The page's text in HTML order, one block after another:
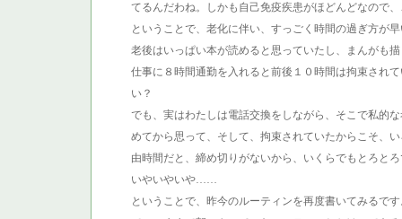
てるんだわね。しかも自己免疫疾患がほどんどなので
ということで、老化に伴い、すっごく時間の過ぎ方が
老後はいっぱい本が読めると思っていたし、まんがも
仕事に８時間通勤を入れると前後１０時間は拘束され
い？
でも、実はわたしは電話交換をしながら、そこで私的
めてから思って、そして、拘束されていたからこそ、
由時間だと、締め切りがないから、いくらでもとろと
いやいやいや……
ということで、昨今のルーティンを再度書いてみるです